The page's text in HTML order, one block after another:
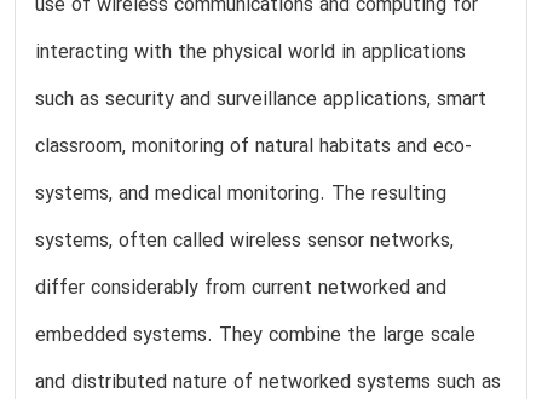
interacting with the physical world in applications
such as security and surveillance applications, smart
classroom, monitoring of natural habitats and eco-
systems, and medical monitoring. The resulting
systems, often called wireless sensor networks,
differ considerably from current networked and
embedded systems. They combine the large scale
and distributed nature of networked systems such as